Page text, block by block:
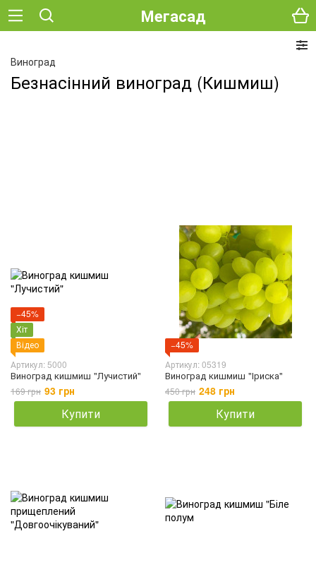
Мегасад
Виноград
Безнасінний виноград (Кишмиш)
−45%
Хіт
Відео
Артикул: 5000
Виноград кишмиш "Лучистий"
169 грн 93 грн
Купити
−45%
Артикул: 05319
Виноград кишмиш "Іриска"
450 грн 248 грн
Купити